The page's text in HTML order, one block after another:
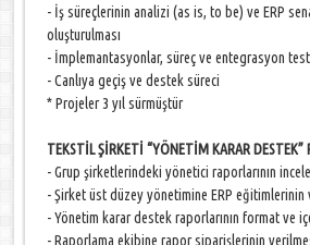
- İş süreçlerinin analizi (as is, to be) ve ERP
oluşturulması
- İmplemantasyonlar, süreç ve entegrasyon
- Canlıya geçiş ve destek süreci
* Projeler 3 yıl sürmüştür
TEKSTİL ŞİRKETİ “YÖNETİM KARAR DESTEK”
- Grup şirketlerindeki yönetici raporlarının
- Şirket üst düzey yönetimine ERP eğitimlerinin
- Yönetim karar destek raporlarının format ve
- Raporlama ekibine rapor siparişlerinin